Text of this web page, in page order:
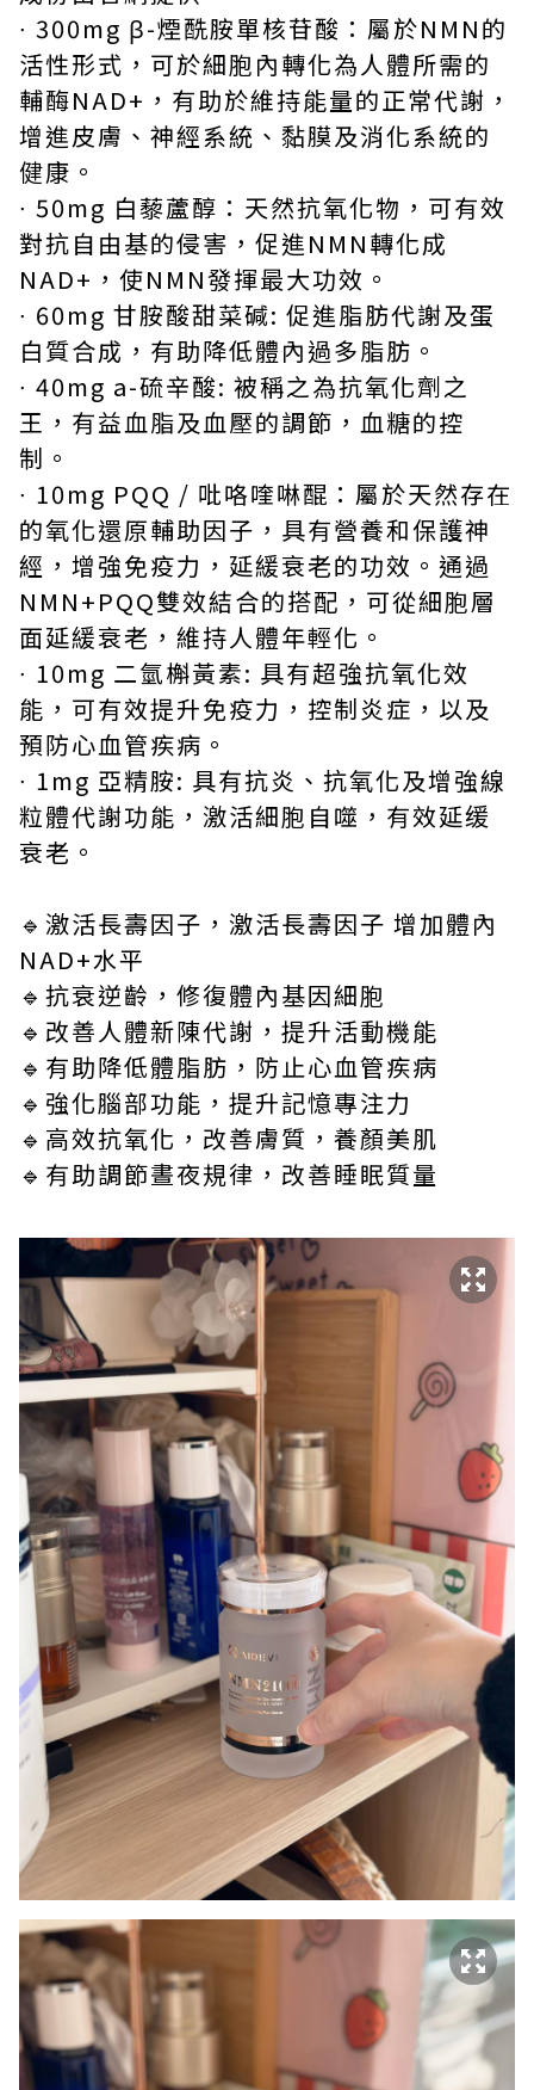
∙ 300mg β-煙酰胺單核苷酸：屬於NMN的
活性形式，可於細胞內轉化為人體所需的
輔酶NAD+，有助於維持能量的正常代謝，
增進皮膚、神經系統、黏膜及消化系統的
健康。
∙ 50mg 白藜蘆醇：天然抗氧化物，可有效
對抗自由基的侵害，促進NMN轉化成
NAD+，使NMN發揮最大功效。
∙ 60mg 甘胺酸甜菜碱: 促進脂肪代謝及蛋
白質合成，有助降低體內過多脂肪。
∙ 40mg a-硫辛酸: 被稱之為抗氧化劑之
王，有益血脂及血壓的調節，血糖的控
制。
∙ 10mg PQQ / 吡咯喹啉醌：屬於天然存在
的氧化還原輔助因子，具有營養和保護神
經，增強免疫力，延緩衰老的功效。通過
NMN+PQQ雙效結合的搭配，可從細胞層
面延緩衰老，維持人體年輕化。
∙ 10mg 二氫槲黃素: 具有超強抗氧化效
能，可有效提升免疫力，控制炎症，以及
預防心血管疾病。
∙ 1mg 亞精胺: 具有抗炎、抗氧化及增強線
粒體代謝功能，激活細胞自噬，有效延缓
衰老。
🔹激活長壽因子，激活長壽因子 增加體內
NAD+水平
🔹抗衰逆齡，修復體內基因細胞
🔹改善人體新陳代謝，提升活動機能
🔹有助降低體脂肪，防止心血管疾病
🔹強化腦部功能，提升記憶專注力
🔹高效抗氧化，改善膚質，養顏美肌
🔹有助調節晝夜規律，改善睡眠質量